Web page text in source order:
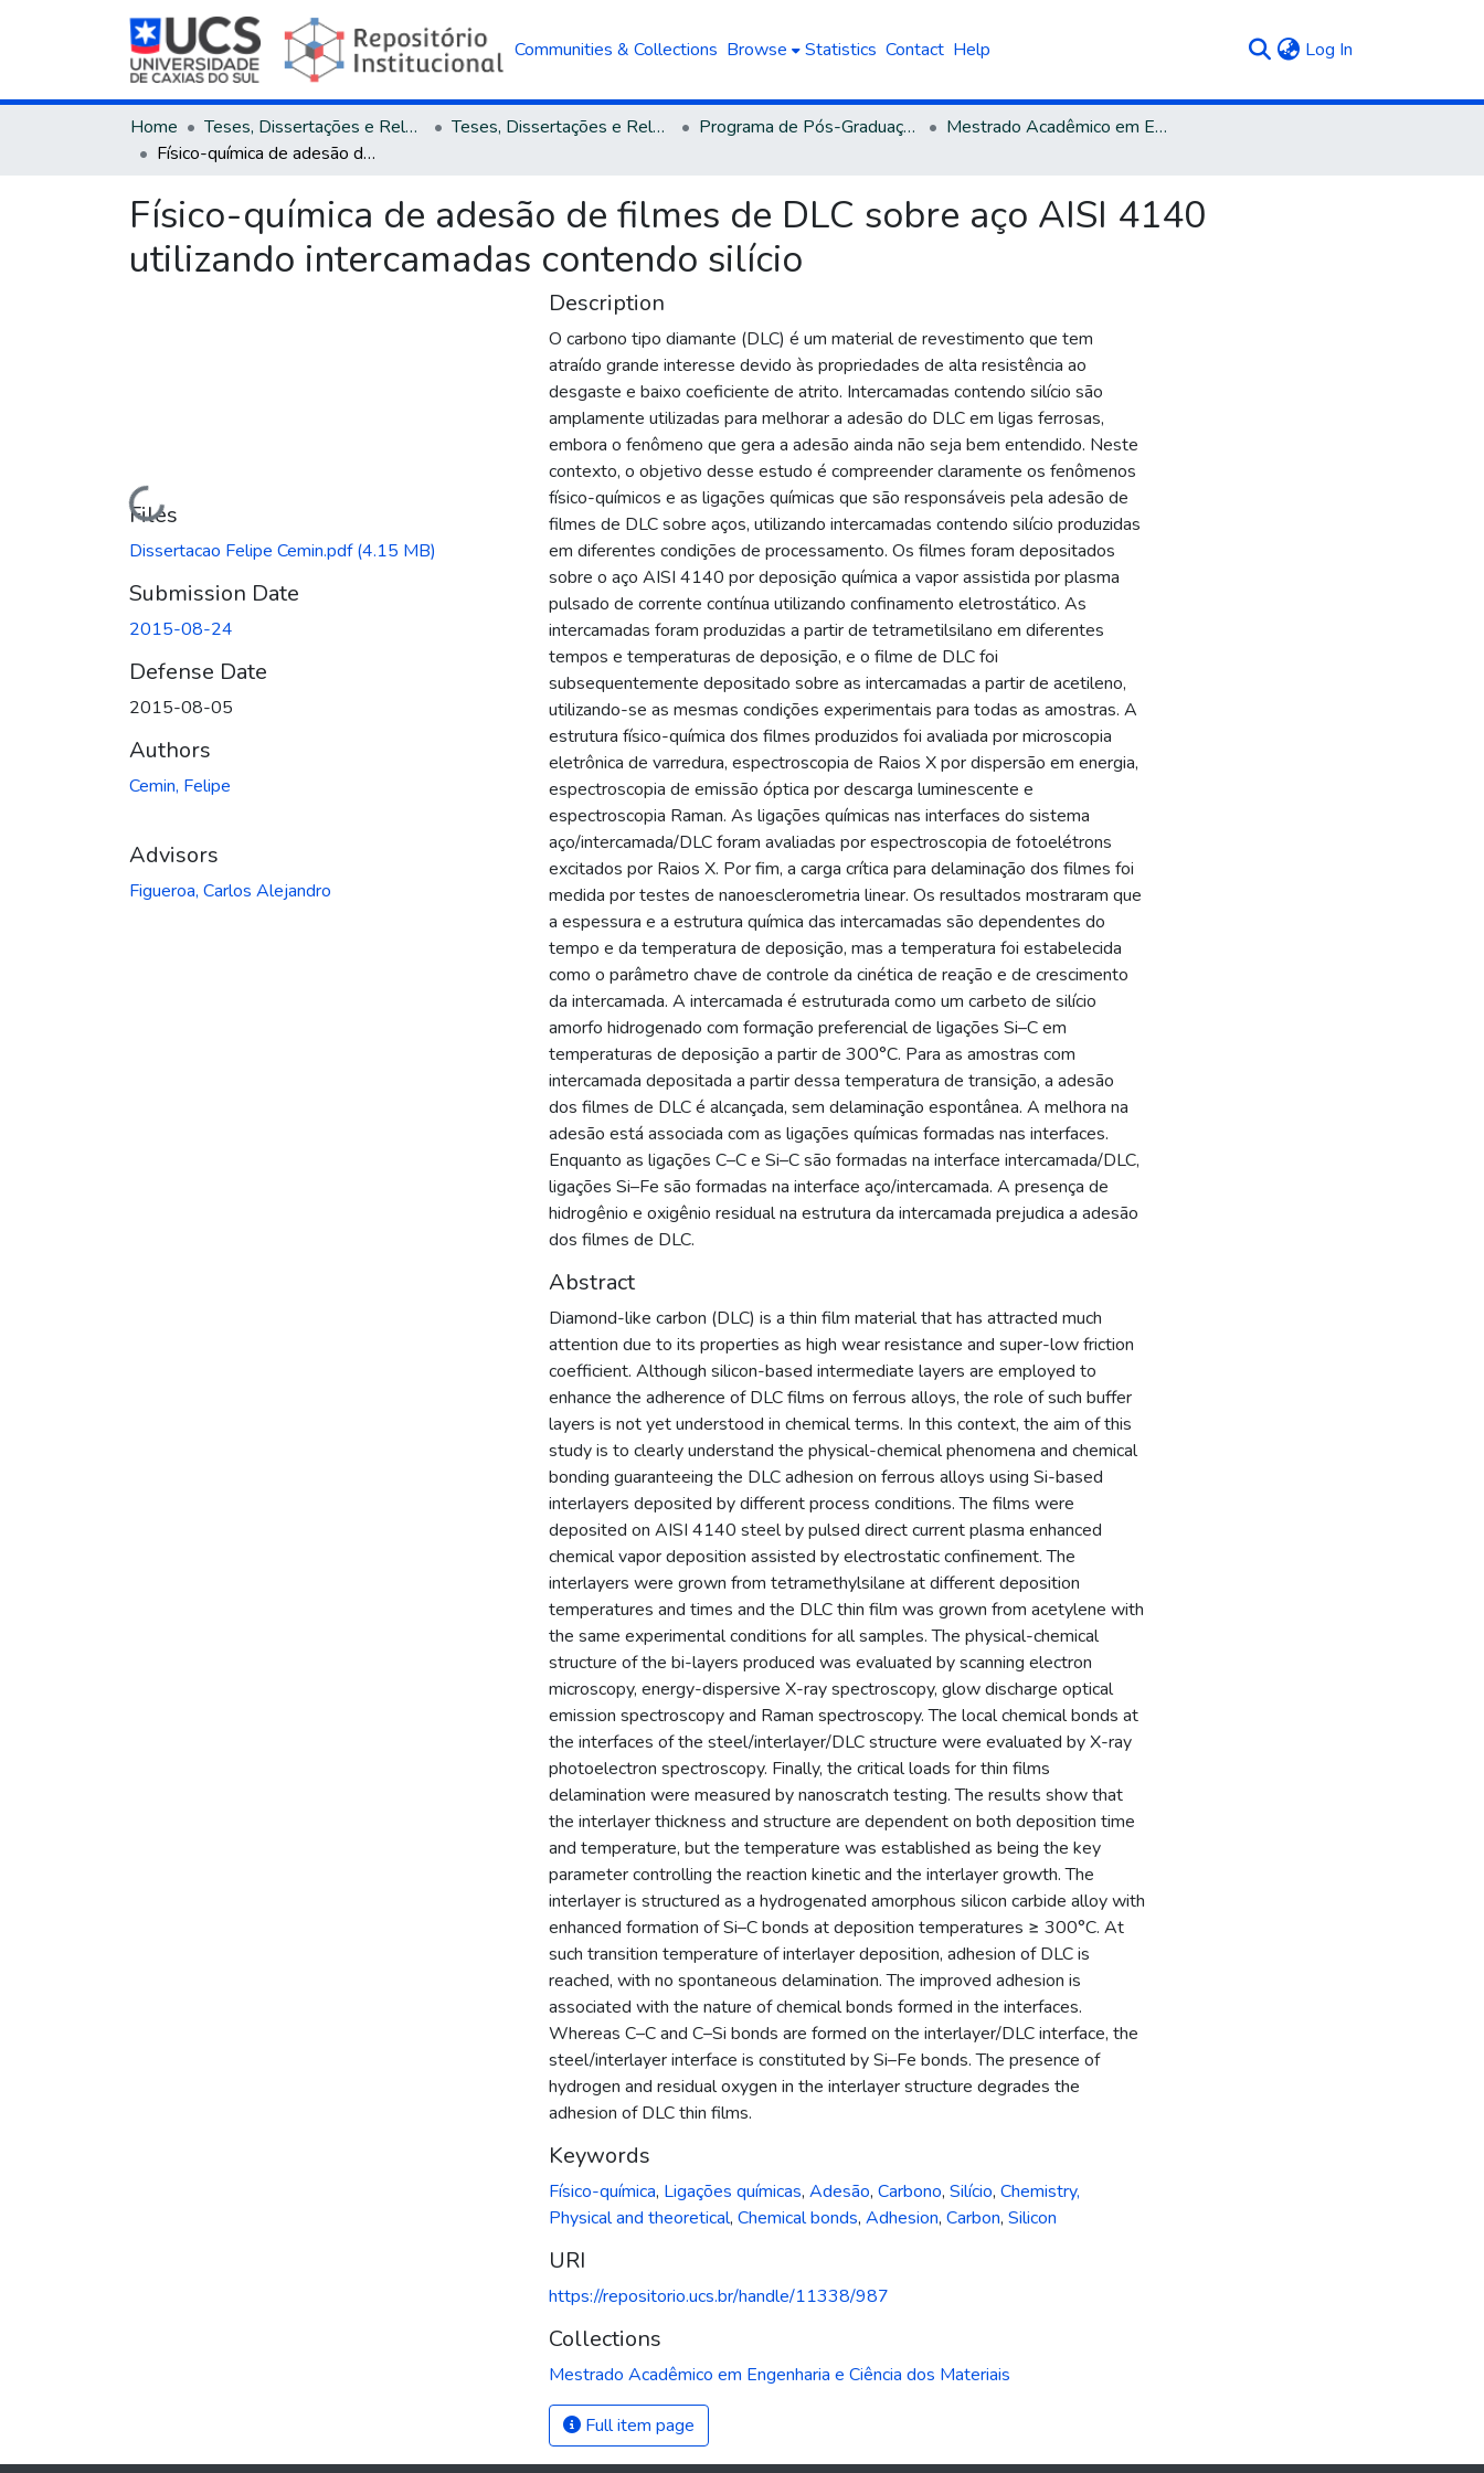
Communities & Collections Browse Statistics Contact Help Log In
Home Teses, Dissertações e Relatórios Teses, Dissertações e Relatórios defendidos na UCS Programa de Pós-Graduação em Engenharia e Ciência dos Materiais
Mestrado Acadêmico em Engenharia e Ciência dos Materiais
Físico-química de adesão de filmes de DLC sobre aço AISI 4140 utilizando intercamadas contendo silício
Físico-química de adesão de filmes de DLC sobre aço AISI 4140
utilizando intercamadas contendo silício
Loading...
Files
Dissertacao Felipe Cemin.pdf(4.15 MB)
Submission Date
2015-08-24
Defense Date
2015-08-05
Authors
Cemin, Felipe
Advisors
Figueroa, Carlos Alejandro
Description
O carbono tipo diamante (DLC) é um material de revestimento que tem
atraído grande interesse devido às propriedades de alta resistência ao
desgaste e baixo coeficiente de atrito. Intercamadas contendo silício são
amplamente utilizadas para melhorar a adesão do DLC em ligas ferrosas,
embora o fenômeno que gera a adesão ainda não seja bem entendido. Neste
contexto, o objetivo desse estudo é compreender claramente os fenômenos
físico-químicos e as ligações químicas que são responsáveis pela adesão de
filmes de DLC sobre aços, utilizando intercamadas contendo silício produzidas
em diferentes condições de processamento. Os filmes foram depositados
sobre o aço AISI 4140 por deposição química a vapor assistida por plasma
pulsado de corrente contínua utilizando confinamento eletrostático. As
intercamadas foram produzidas a partir de tetrametilsilano em diferentes
tempos e temperaturas de deposição, e o filme de DLC foi
subsequentemente depositado sobre as intercamadas a partir de acetileno,
utilizando-se as mesmas condições experimentais para todas as amostras. A
estrutura físico-química dos filmes produzidos foi avaliada por microscopia
eletrônica de varredura, espectroscopia de Raios X por dispersão em energia,
espectroscopia de emissão óptica por descarga luminescente e
espectroscopia Raman. As ligações químicas nas interfaces do sistema
aço/intercamada/DLC foram avaliadas por espectroscopia de fotoelétrons
excitados por Raios X. Por fim, a carga crítica para delaminação dos filmes foi
medida por testes de nanoesclerometria linear. Os resultados mostraram que
a espessura e a estrutura química das intercamadas são dependentes do
tempo e da temperatura de deposição, mas a temperatura foi estabelecida
como o parâmetro chave de controle da cinética de reação e de crescimento
da intercamada. A intercamada é estruturada como um carbeto de silício
amorfo hidrogenado com formação preferencial de ligações Si–C em
temperaturas de deposição a partir de 300°C. Para as amostras com
intercamada depositada a partir dessa temperatura de transição, a adesão
dos filmes de DLC é alcançada, sem delaminação espontânea. A melhora na
adesão está associada com as ligações químicas formadas nas interfaces.
Enquanto as ligações C–C e Si–C são formadas na interface intercamada/DLC,
ligações Si–Fe são formadas na interface aço/intercamada. A presença de
hidrogênio e oxigênio residual na estrutura da intercamada prejudica a adesão
dos filmes de DLC.
Abstract
Diamond-like carbon (DLC) is a thin film material that has attracted much
attention due to its properties as high wear resistance and super-low friction
coefficient. Although silicon-based intermediate layers are employed to
enhance the adherence of DLC films on ferrous alloys, the role of such buffer
layers is not yet understood in chemical terms. In this context, the aim of this
study is to clearly understand the physical-chemical phenomena and chemical
bonding guaranteeing the DLC adhesion on ferrous alloys using Si-based
interlayers deposited by different process conditions. The films were
deposited on AISI 4140 steel by pulsed direct current plasma enhanced
chemical vapor deposition assisted by electrostatic confinement. The
interlayers were grown from tetramethylsilane at different deposition
temperatures and times and the DLC thin film was grown from acetylene with
the same experimental conditions for all samples. The physical-chemical
structure of the bi-layers produced was evaluated by scanning electron
microscopy, energy-dispersive X-ray spectroscopy, glow discharge optical
emission spectroscopy and Raman spectroscopy. The local chemical bonds at
the interfaces of the steel/interlayer/DLC structure were evaluated by X-ray
photoelectron spectroscopy. Finally, the critical loads for thin films
delamination were measured by nanoscratch testing. The results show that
the interlayer thickness and structure are dependent on both deposition time
and temperature, but the temperature was established as being the key
parameter controlling the reaction kinetic and the interlayer growth. The
interlayer is structured as a hydrogenated amorphous silicon carbide alloy with
enhanced formation of Si–C bonds at deposition temperatures ≥ 300°C. At
such transition temperature of interlayer deposition, adhesion of DLC is
reached, with no spontaneous delamination. The improved adhesion is
associated with the nature of chemical bonds formed in the interfaces.
Whereas C–C and C–Si bonds are formed on the interlayer/DLC interface, the
steel/interlayer interface is constituted by Si–Fe bonds. The presence of
hydrogen and residual oxygen in the interlayer structure degrades the
adhesion of DLC thin films.
Keywords
Físico-química, Ligações químicas, Adesão, Carbono, Silício, Chemistry,
Physical and theoretical, Chemical bonds, Adhesion, Carbon, Silicon
URI
https://repositorio.ucs.br/handle/11338/987
Collections
Mestrado Acadêmico em Engenharia e Ciência dos Materiais
Full item page